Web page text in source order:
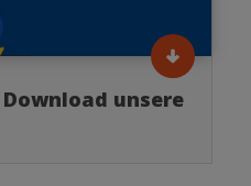
unsere